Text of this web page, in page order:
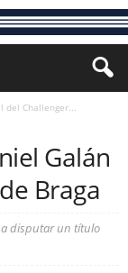
del Challenger...
Galán
Braga
a disputar un título